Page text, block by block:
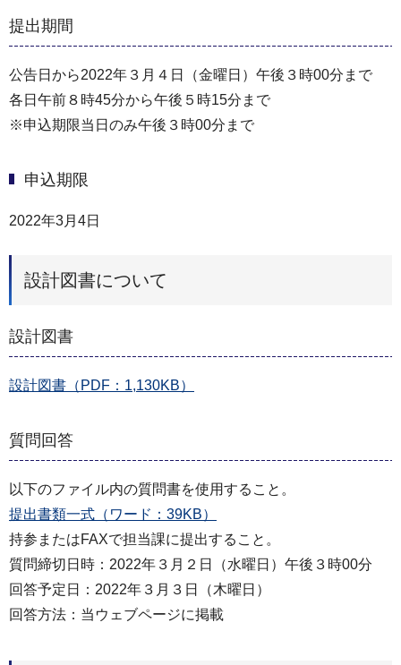
提出期間
公告日から2022年３月４日（金曜日）午後３時00分まで
各日午前８時45分から午後５時15分まで
※申込期限当日のみ午後３時00分まで
申込期限
2022年3月4日
設計図書について
設計図書
設計図書（PDF：1,130KB）
質問回答
以下のファイル内の質問書を使用すること。
提出書類一式（ワード：39KB）
持参またはFAXで担当課に提出すること。
質問締切日時：2022年３月２日（水曜日）午後３時00分
回答予定日：2022年３月３日（木曜日）
回答方法：当ウェブページに掲載